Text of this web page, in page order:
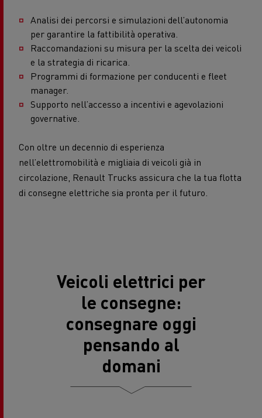
Analisi dei percorsi e simulazioni dell’autonomia
per garantire la fattibilità operativa.
Raccomandazioni su misura per la scelta dei veicoli
e la strategia di ricarica.
Programmi di formazione per conducenti e fleet
manager.
Supporto nell’accesso a incentivi e agevolazioni
governative.
Con oltre un decennio di esperienza
nell’elettromobilità e migliaia di veicoli già in
circolazione, Renault Trucks assicura che la tua flotta
di consegne elettriche sia pronta per il futuro.
Veicoli elettrici per
le consegne:
consegnare oggi
pensando al
domani